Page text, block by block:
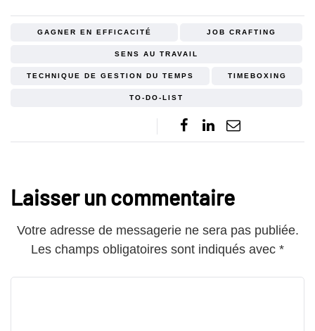
GAGNER EN EFFICACITÉ JOB CRAFTING
SENS AU TRAVAIL
TECHNIQUE DE GESTION DU TEMPS TIMEBOXING
TO-DO-LIST
Laisser un commentaire
Votre adresse de messagerie ne sera pas publiée.
Les champs obligatoires sont indiqués avec *